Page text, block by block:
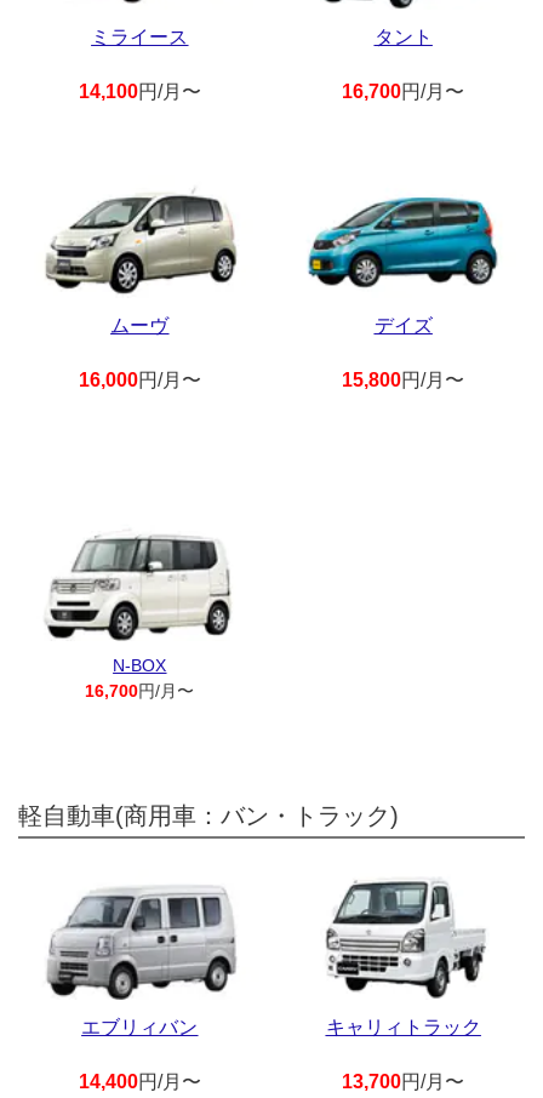
ミライース
14,100円/月〜
タント
16,700円/月〜
ムーヴ
16,000円/月〜
デイズ
15,800円/月〜
N-BOX
16,700円/月〜
軽自動車(商用車：バン・トラック)
エブリィバン
14,400円/月〜
キャリィトラック
13,700円/月〜